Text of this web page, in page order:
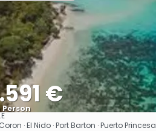
€
Person
Sehen
· El Nido · Port Barton · Puerto Princesa